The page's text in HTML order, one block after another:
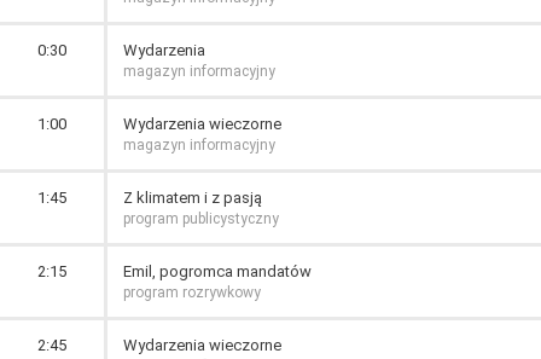
0:30 Wydarzenia
magazyn informacyjny
1:00 Wydarzenia wieczorne
magazyn informacyjny
1:45 Z klimatem i z pasją
program publicystyczny
2:15 Emil, pogromca mandatów
program rozrywkowy
2:45 Wydarzenia wieczorne